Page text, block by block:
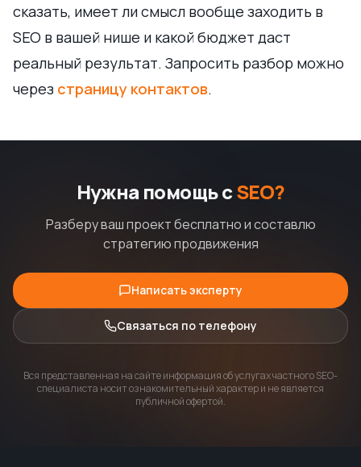
сказать, имеет ли смысл вообще заходить в
SEO в вашей нише и какой бюджет даст
реальный результат. Запросить разбор можно
через страницу контактов.
Нужна помощь сSEO?
Разберу ваш проект бесплатно и составлю
стратегию продвижения
Написать эксперту
Связаться по телефону
Вся представленная на сайте информация об услугах частного SEO-
специалиста носит ознакомительный характер и не является
публичной офертой.